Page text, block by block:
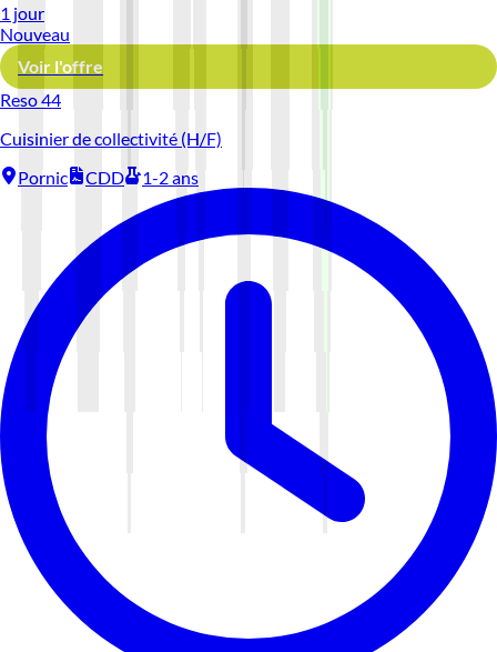
1 jour
Nouveau
Voir l'offre
Reso 44
Cuisinier de collectivité (H/F)
Pornic
CDD 1-2 ans